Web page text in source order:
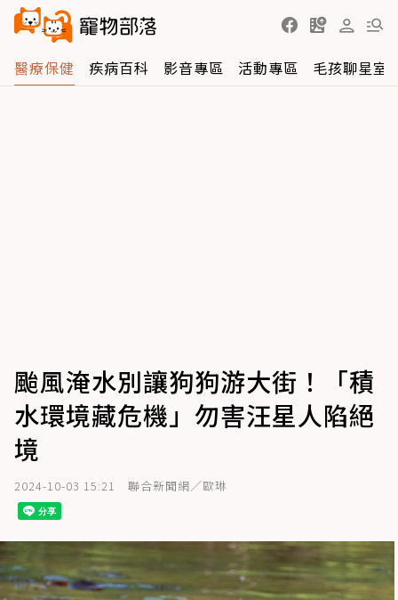
醫療保健 疾病百科 影音專區 活動專區 毛孩聊星室
颱風淹水別讓狗狗游大街！「積
水環境藏危機」勿害汪星人陷絕
境
2024-10-03 15:21 聯合新聞網／歐琳